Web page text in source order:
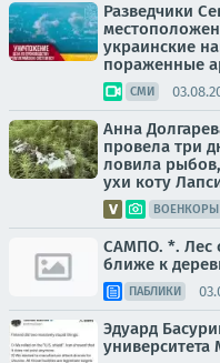
Разведчики
украинские
пораженные
СМИ
Анна
провела три
ловила
ухи коту
ВОЕНКОРЫ
САМПО. *. Лес
ближе к
ПАБЛИКИ
Эдуард
университета